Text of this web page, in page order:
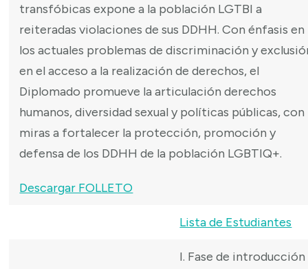
transfóbicas expone a la población LGTBI a
reiteradas violaciones de sus DDHH. Con énfasis en
los actuales problemas de discriminación y
en el acceso a la realización de derechos, el
Diplomado promueve la articulación derechos
humanos, diversidad sexual y políticas públicas, con
miras a fortalecer la protección, promoción y
defensa de los DDHH de la población LGBTIQ+.
Descargar FOLLETO
Lista de Estudiantes
I. Fase de introducción